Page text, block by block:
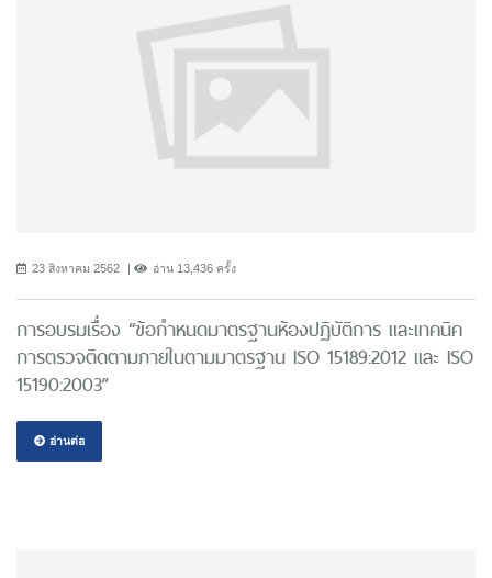
23 สิงหาคม 2562 อ่าน 13,436 ครั้ง
การอบรมเรื่อง “ข้อกำหนดมาตรฐานห้องปฏิบัติการ และเทคนิค
การตรวจติดตามภายในตามมาตรฐาน ISO 15189:2012 และ ISO
15190:2003”
อ่านต่อ